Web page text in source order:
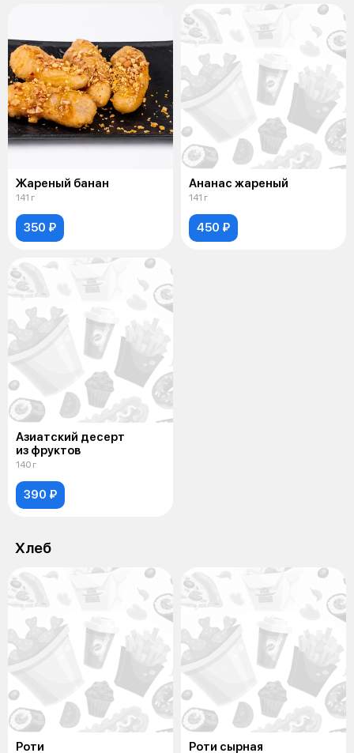
Жареный банан
141 г
350 ₽
Ананас жареный
141 г
450 ₽
Азиатский десерт
из фруктов
140 г
390 ₽
Хлеб
Роти Роти сырная